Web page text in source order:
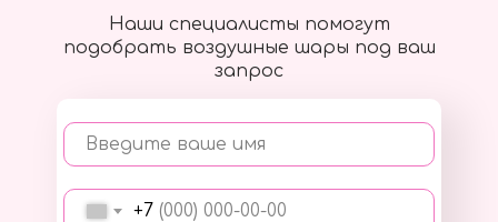
Наши специалисты помогут
подобрать воздушные шары под ваш
запрос
Введите ваше имя
+7